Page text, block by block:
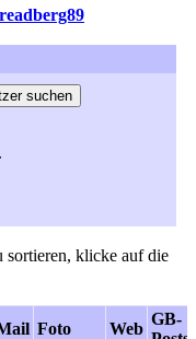
sortieren, klicke auf die
Foto Web
GB-